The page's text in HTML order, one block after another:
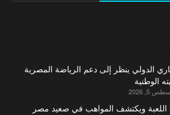
الدولي ينظر إلى دعم الرياضة المصرية
الوطنية
اللعبة ويكتشف المواهب في صعيد مصر